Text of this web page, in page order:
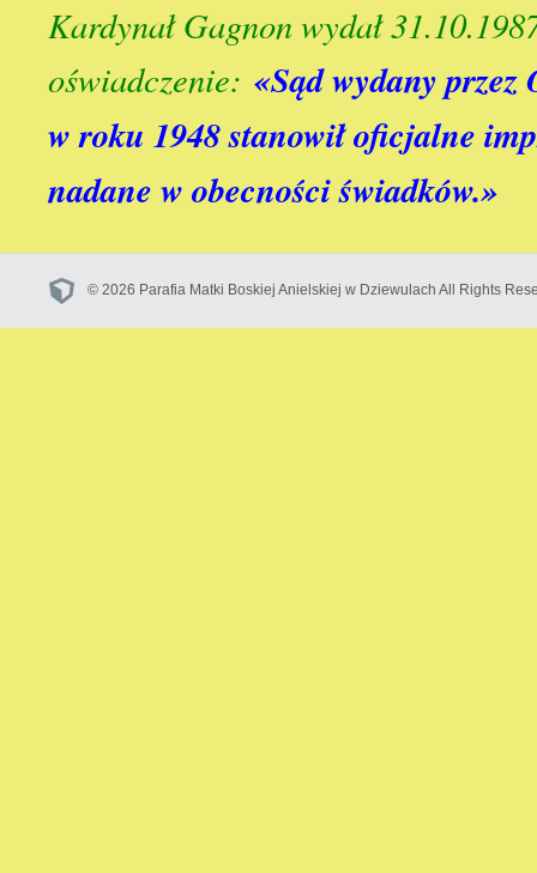
Kardynał Gagnon wydał
oświadczenie: «Sąd wydany przez
w roku 1948 stanowił oficjalne
nadane w obecności świadków.»
© 2026 Parafia Matki Boskiej Anielskiej w Dziewulach All Rights